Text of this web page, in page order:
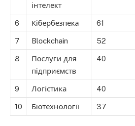
інтелект
6 Кібербезпека 61
7 Blockchain 52
8
Послуги для
підприємств
40
9 Логістика 40
10 Біотехнології 37